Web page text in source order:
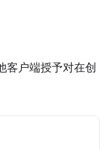
客户端授予对在创